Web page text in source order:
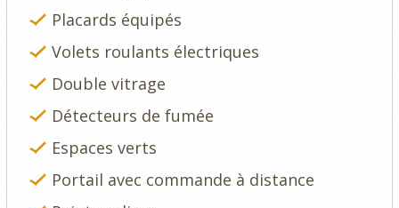
Placards équipés
Volets roulants électriques
Double vitrage
Détecteurs de fumée
Espaces verts
Portail avec commande à distance